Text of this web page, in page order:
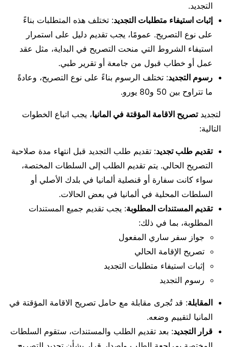
التجديد.
إثبات استيفاء متطلبات التجديد: تختلف هذه المتطلبات بناءً
على نوع التصريح. عمومًا، يجب تقديم دليل على استمرار
استيفاء الشروط التي منحت التصريح في البداية، مثل عقد
عمل أو خطاب قبول من جامعة أو تقرير طبي.
رسوم التجديد: تختلف الرسوم بناءً على نوع التصريح، وعادةً
ما تتراوح بين 50 و80 يورو.
لتجديدتصريح الاقامة المؤقتة في المانيا، يجب اتباع الخطوات
التالية:
تقديم طلب تجديد: تقديم طلب التجديد قبل انتهاء مدة صلاحية
التصريح الحالي. يتم تقديم الطلب إلى السلطات المختصة،
سواء كانت سفارة أو قنصلية ألمانيا في بلدك الأصلي أو
السلطات المحلية في ألمانيا في بعض الحالات.
تقديم المستندات المطلوبة: يجب تقديم جميع المستندات
المطلوبة، بما في ذلك:
جواز سفر ساري المفعول
تصريح الإقامة الحالي
إثبات استيفاء متطلبات التجديد
رسوم التجديد
المقابلة: قد تُجرى مقابلة مع حامل تصريح الاقامة المؤقتة في
المانيا لتقييم وضعه.
قرار التجديد: بعد تقديم الطلب والمستندات، ستقوم السلطات